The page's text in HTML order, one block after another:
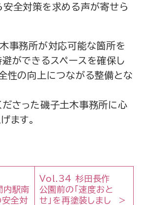
全対策を求める声が寄せら
事務所が対応可能な箇所を
ができるスペースを確保し
性の向上につながる整備とな
さった磯子土木事務所に心
ます。
駅南
安全対
Vol.34 杉田長作
公園前の「速度おと
せ」を再塗装しまし